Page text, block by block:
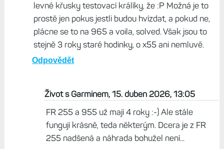
levné křusky testovací králíky, že :P Možná je to
prostě jen pokus jestli budou hvízdat, a pokud ne,
plácne se to na 965 a voila, solved. Však jsou to
stejně 3 roky staré hodinky, o x55 ani nemluvě.
Odpovědět
Život s Garminem, 15. duben 2026, 13:05
FR 255 a 955 už mají 4 roky :-) Ale stále
fungují krásně, teda některým. Dcera je z FR
255 nadšená a náhrada bohužel není...